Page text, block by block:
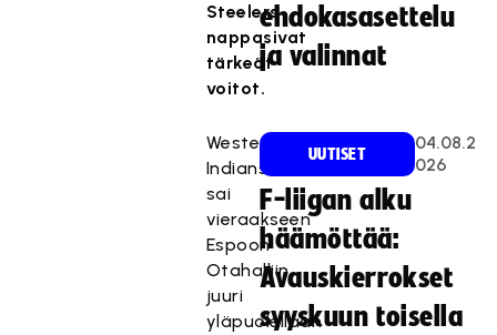
Steelers
nappasivat
tärkeät
voitot.
Westend
Indians
sai
vieraakseen
Espoon
Otahalliin
juuri
yläpuolellaan
ehdokasasettelu
ja valinnat
UUTISET
04.08.2
026
F-liigan alku
häämöttää:
Avauskierrokset
syyskuun toisella